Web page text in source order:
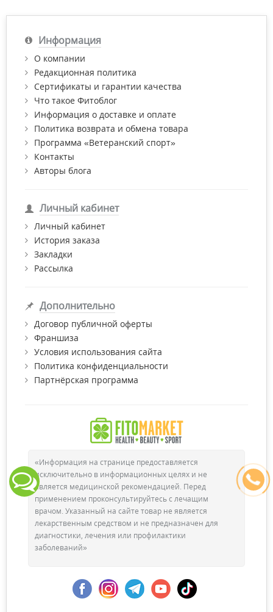
за ее пределами: странах СНГ, Балтии, Финляндии, Польши,
Купить товары ТМ Сорбекс (Sorbex) по выгодной цене с
доставкой по Киеву и Украине и получить бесплатную
консультацию провизора вы можете в интернет-магазине
"Фитомаркет".
Информация
О компании
Редакционная политика
Сертификаты и гарантии качества
Что такое Фитоблог
Информация о доставке и оплате
Политика возврата и обмена товара
Программа «Ветеранский спорт»
Контакты
Авторы блога
Личный кабинет
Личный кабинет
История заказа
Закладки
Рассылка
Дополнительно
Договор публичной оферты
Франшиза
Условия использования сайта
Политика конфиденциальности
Партнёрская программа
«Информация на странице предоставляется
исключительно в информационных целях и не
является медицинской рекомендацией. Перед
применением проконсультируйтесь с лечащим
врачом. Указанный на сайте товар не является
лекарственным средством и не предназначен для
диагностики, лечения или профилактики
заболеваний»